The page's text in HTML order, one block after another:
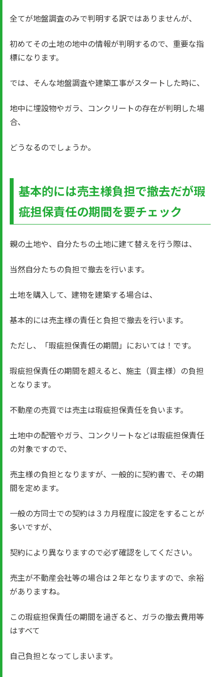
全てが地盤調査のみで判明する訳ではありませんが、
初めてその土地の地中の情報が判明するので、重要な指
標になります。
では、そんな地盤調査や建築工事がスタートした時に、
地中に埋設物やガラ、コンクリートの存在が判明した場
合、
どうなるのでしょうか。
基本的には売主様負担で撤去だが瑕
疵担保責任の期間を要チェック
親の土地や、自分たちの土地に建て替えを行う際は、
当然自分たちの負担で撤去を行います。
土地を購入して、建物を建築する場合は、
基本的には売主様の責任と負担で撤去を行います。
ただし、「瑕疵担保責任の期間」においては！です。
瑕疵担保責任の期間を超えると、施主（買主様）の負担
となります。
不動産の売買では売主は瑕疵担保責任を負います。
土地中の配管やガラ、コンクリートなどは瑕疵担保責任
の対象ですので、
売主様の負担となりますが、一般的に契約書で、その期
間を定めます。
一般の方同士での契約は３カ月程度に設定をすることが
多いですが、
契約により異なりますので必ず確認をしてください。
売主が不動産会社等の場合は２年となりますので、余裕
がありますね。
この瑕疵担保責任の期間を過ぎると、ガラの撤去費用等
はすべて
自己負担となってしまいます。